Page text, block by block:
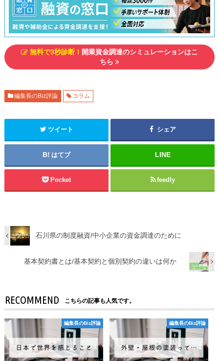
無料で3秒診断！ 開業資金調達のシミュレーションはこ
ちら
編集長のBiz評論 コラム
ツイート シェア
はてブ
Pocket feedly
石川県の制度融資/中小企業の資金調達のために
基本契約書とは/基本契約と個別契約の違いは何か
RECOMMEND こちらの記事も人気です。
編集長のBiz評論
編集長のBiz評論 編集長のBiz評論
編集長のBiz評論